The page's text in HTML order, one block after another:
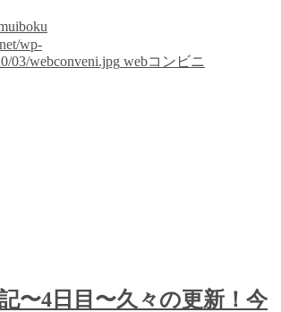
wp-
03/webconveni.jpg webコンビニ
〜4日目〜久々の更新！今